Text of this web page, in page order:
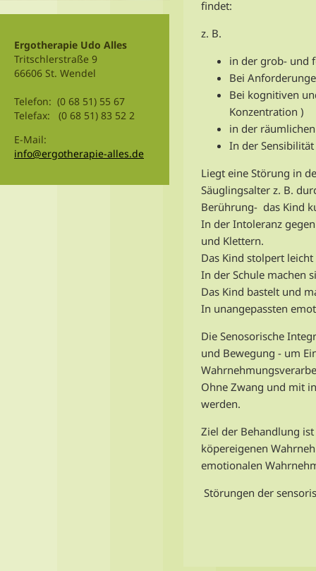
Ergotherapie Udo Alles
Tritschlerstraße 9
66606 St. Wendel
Telefon: (0 68 51) 55 67
Telefax: (0 68 51) 83 52 2
E-Mail:
info@ergotherapie-alles.de
findet:
z. B.
in der grob- und
Bei
Bei kognitiven
Konzentration )
in der
In der
Liegt eine Störung in
Säuglingsalter z. B.
Berührung- das Kind
In der Intoleranz
und Klettern.
Das Kind stolpert
In der Schule machen
Das Kind bastelt und
In unangepassten
Die Senosorische
und Bewegung - um
Ohne Zwang und mit
werden.
Ziel der Behandlung
köpereigenen
emotionalen
Störungen der